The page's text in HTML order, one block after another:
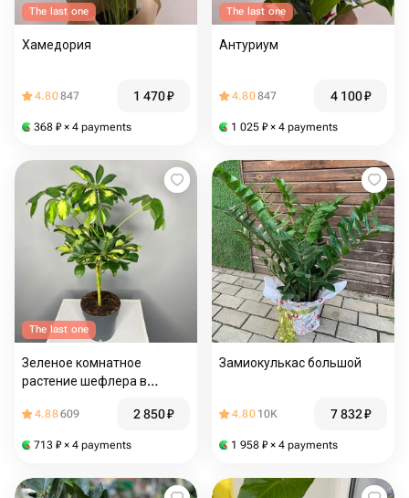
The last one
Хамедория
4.80847 1 470₽
368 ₽ × 4 payments
The last one
Антуриум
4.80847 4 100₽
1 025 ₽ × 4 payments
The last one
Зеленое комнатное
растение шефлера в
4.88609 2 850₽
713 ₽ × 4 payments
Замиокулькас большой
4.80 10K 7 832₽
1 958 ₽ × 4 payments